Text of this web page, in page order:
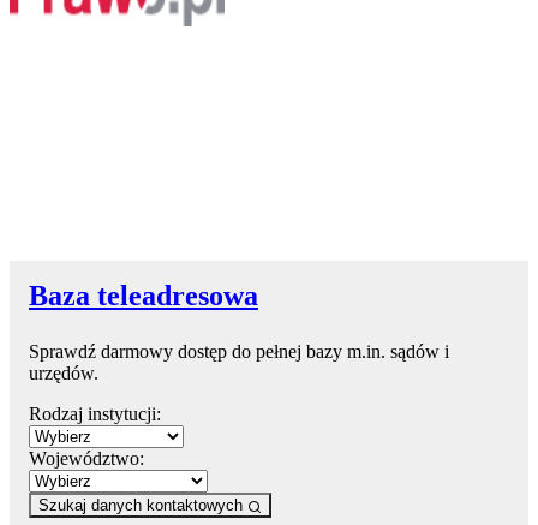
Baza teleadresowa
Sprawdź darmowy dostęp do pełnej bazy m.in. sądów i
urzędów.
Rodzaj instytucji:
Województwo:
Szukaj danych kontaktowych